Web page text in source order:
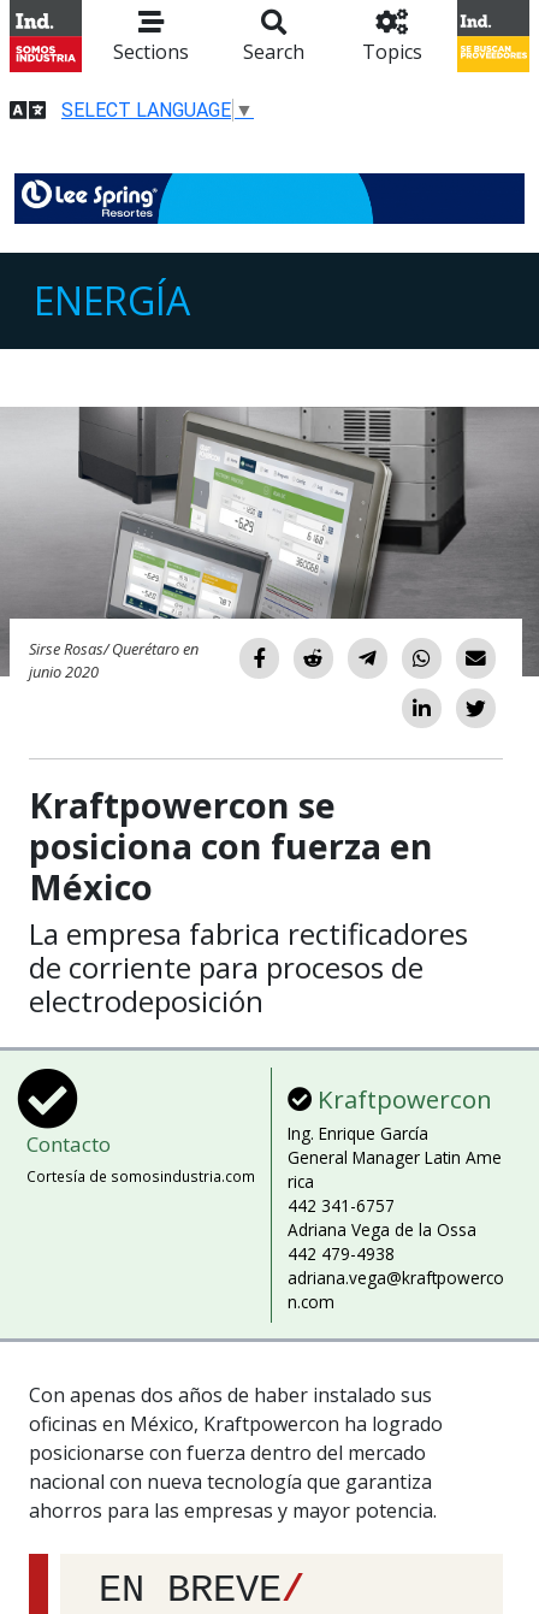
Sections Search Topics
SELECT LANGUAGE ▼
ENERGÍA
Sirse Rosas/ Querétaro en
junio 2020
Kraftpowercon se
posiciona con fuerza en
México
La empresa fabrica rectificadores
de corriente para procesos de
electrodeposición
Contacto
Cortesía de somosindustria.com
Kraftpowercon
Ing. Enrique García
General Manager Latin Ame
rica
442 341-6757
Adriana Vega de la Ossa
442 479-4938
adriana.vega@kraftpowerco
n.com
Con apenas dos años de haber instalado sus
oficinas en México, Kraftpowercon ha logrado
posicionarse con fuerza dentro del mercado
nacional con nueva tecnología que garantiza
ahorros para las empresas y mayor potencia.
EN BREVE/